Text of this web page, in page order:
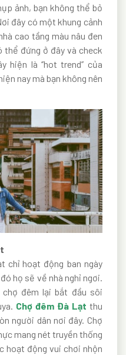
ảnh, bạn không thể bỏ
đây có một khung cảnh
cao tầng màu nâu đen
thể đứng ở đây và check
hiện là ‘’hot trend’’ của
nay mà bạn không nên
chỉ hoạt động ban ngày
họ sẽ về nhà nghỉ ngơi.
đêm lại bắt đầu sôi
Chợ đêm Đà Lạt thu
người dân nơi đây. Chợ
mang nét truyền thống
hoạt động vui chơi nhộn